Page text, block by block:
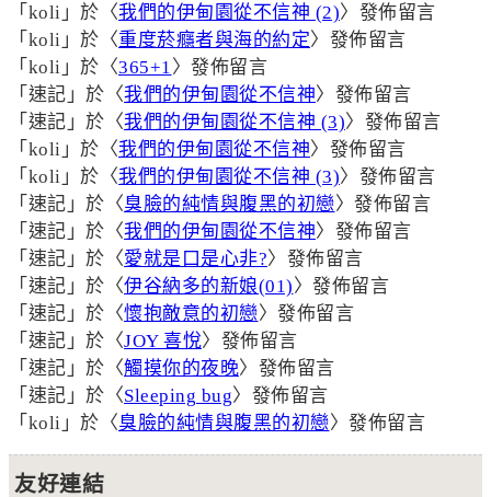
「 koli 」於〈我們的伊甸園從不信神 (2)〉發佈留言
「 koli 」於〈重度菸癮者與海的約定〉發佈留言
「 koli 」於〈365+1〉發佈留言
「 速記 」於〈我們的伊甸園從不信神〉發佈留言
「 速記 」於〈我們的伊甸園從不信神 (3)〉發佈留言
「 koli 」於〈我們的伊甸園從不信神〉發佈留言
「 koli 」於〈我們的伊甸園從不信神 (3)〉發佈留言
「 速記 」於〈臭臉的純情與腹黑的初戀〉發佈留言
「 速記 」於〈我們的伊甸園從不信神〉發佈留言
「 速記 」於〈愛就是口是心非?〉發佈留言
「 速記 」於〈伊谷納多的新娘(01)〉發佈留言
「 速記 」於〈懷抱敵意的初戀〉發佈留言
「 速記 」於〈JOY 喜悅〉發佈留言
「 速記 」於〈觸摸你的夜晚〉發佈留言
「 速記 」於〈Sleeping bug〉發佈留言
「 koli 」於〈臭臉的純情與腹黑的初戀〉發佈留言
友好連結